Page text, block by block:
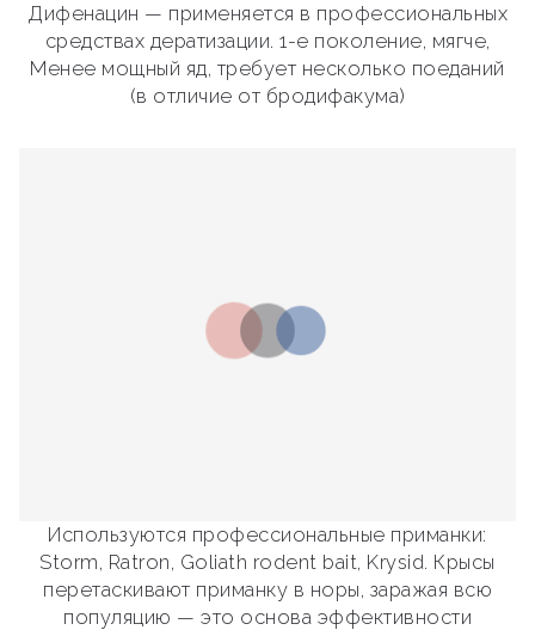
Дифенацин — применяется в профессиональных
средствах дератизации. 1-е поколение, мягче,
Менее мощный яд, требует несколько поеданий
(в отличие от бродифакума)
Используются профессиональные приманки:
Storm, Ratron, Goliath rodent bait, Krysid. Крысы
перетаскивают приманку в норы, заражая всю
популяцию — это основа эффективности